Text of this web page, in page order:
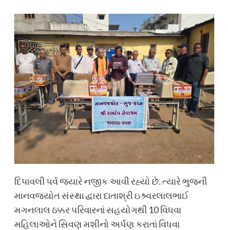
દિપાવલી પર્વ જયારે નજીક આવી રહ્યો છે. ત્યારે ભુજની
માનવજ્યોત સંસ્થા દ્વારા દાતાશ્રી ઇશ્ર્વરલાલભાઈ
મગનલાલ ઠક્કર પરિવારનાં સહયોગથી 10 વિધવા
મહિલાઓને સિવણ મશીનો અર્પણ કરાતાં વિધવા